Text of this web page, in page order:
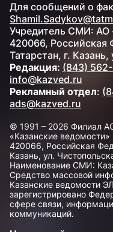
Для сообщений о
Учредитель СМИ:
420066, Российская
Татарстан, г.
Редакция: (843)
info@kazved.ru
Рекламный отдел:
ads@kazved.ru
© 1991 – 2026 Филиал
«Казанские ведомости»
420066, Российская
Казань, ул.
Наименование СМИ:
Средство массовой
Казанские ведомости
зарегистрировано
сфере связи,
коммуникаций.